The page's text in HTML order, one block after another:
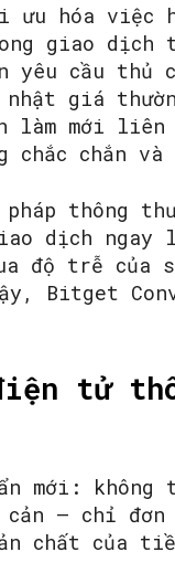
hóa việc
giao dịch
yêu cầu thủ
giá
làm mới
chắc chắn
pháp thông
dịch ngay
độ trễ của
Bitget
tử
mới:
cản – chỉ
chất của